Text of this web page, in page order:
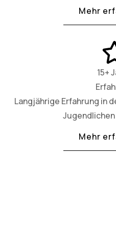
Mehr
15+
Langjährige Erfahrung in
Jugendlichen
Mehr